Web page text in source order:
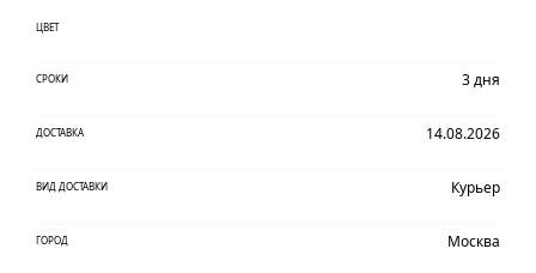
ЦВЕТ
СРОКИ 3 дня
ДОСТАВКА 14.08.2026
ВИД ДОСТАВКИ Курьер
ГОРОД Москва